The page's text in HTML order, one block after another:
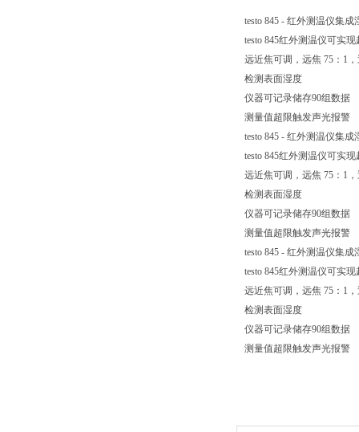
testo 845 - 红外测温仪集成
testo 845红外测温仪可实
远近焦可调，远焦 75：1
检测表面湿度
仪器可记录储存90组数据
测量值超限触发声光报警
testo 845 - 红外测温仪集成
testo 845红外测温仪可实
远近焦可调，远焦 75：1
检测表面湿度
仪器可记录储存90组数据
测量值超限触发声光报警
testo 845 - 红外测温仪集成
testo 845红外测温仪可实
远近焦可调，远焦 75：1
检测表面湿度
仪器可记录储存90组数据
测量值超限触发声光报警